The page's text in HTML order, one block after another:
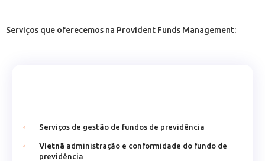
Serviços que oferecemos na Provident Funds Management:
Serviços de gestão de fundos de previdência
Vietnã administração e conformidade do fundo de
previdência